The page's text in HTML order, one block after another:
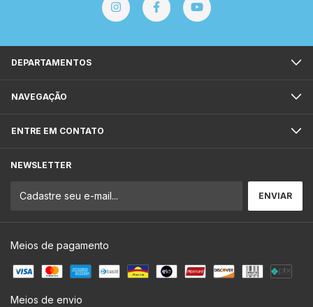
DEPARTAMENTOS
NAVEGAÇÃO
ENTRE EM CONTATO
NEWSLETTER
Meios de pagamento
Meios de envio